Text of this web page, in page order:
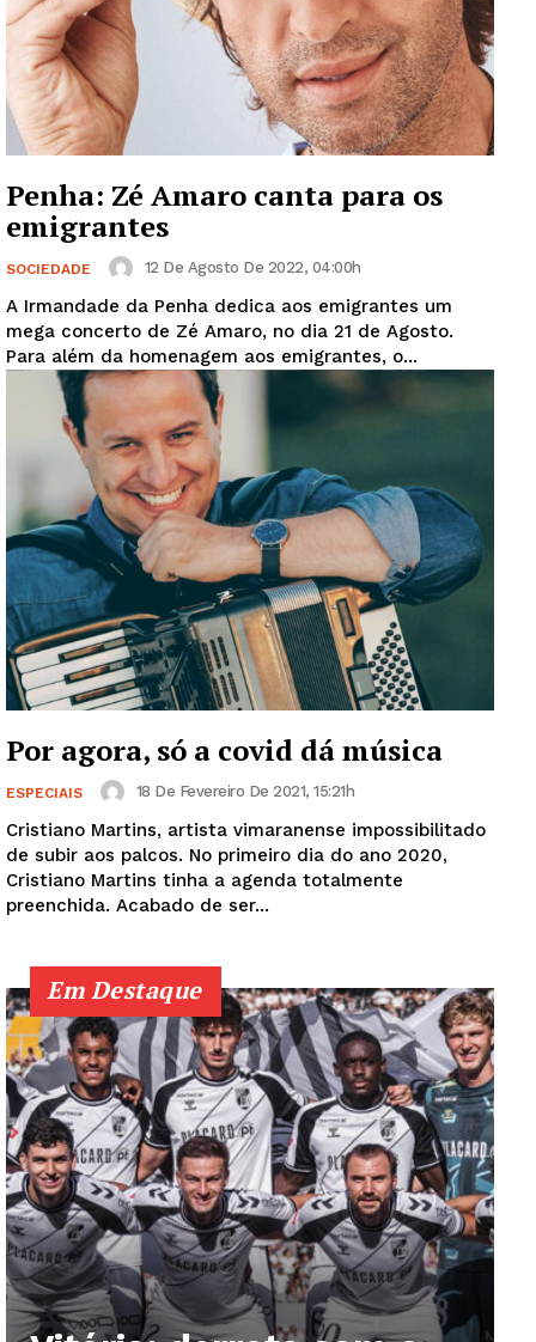
Penha: Zé Amaro canta para os
emigrantes
SOCIEDADE 12 De Agosto De 2022, 04:00h
A Irmandade da Penha dedica aos emigrantes um
mega concerto de Zé Amaro, no dia 21 de Agosto.
Para além da homenagem aos emigrantes, o...
Por agora, só a covid dá música
ESPECIAIS 18 De Fevereiro De 2021, 15:21h
Cristiano Martins, artista vimaranense impossibilitado
de subir aos palcos. No primeiro dia do ano 2020,
Cristiano Martins tinha a agenda totalmente
preenchida. Acabado de ser...
Em Destaque